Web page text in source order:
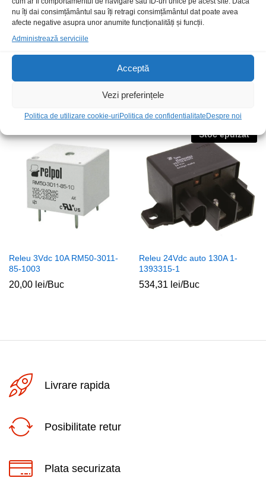
nu îți dai consimțământul sau îți retragi consimțământul dat poate avea
afecte negative asupra unor anumite funcționalități și funcții.
Administrează serviciile
Acceptă
Vezi preferințele
Politica de utilizare cookie-uri Politica de confidentialitate Despre noi
Releu 12Vdc auto 25A FRC7C-
Releu 12Vdc auto 30A V23084-
90,00
Releu 3Vdc 10A RM50-3011-
85-1003
20,00 lei/Buc
Stoc epuizat
Releu 24Vdc auto 130A 1-
1393315-1
534,31 lei/Buc
Livrare rapida
Posibilitate retur
Plata securizata